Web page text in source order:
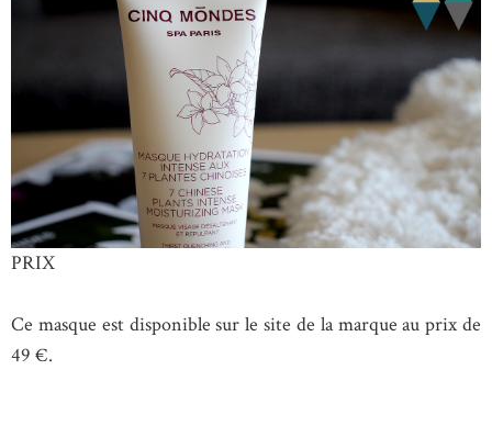
PRIX
Ce masque est disponible sur le site de la marque au prix de
49 €.